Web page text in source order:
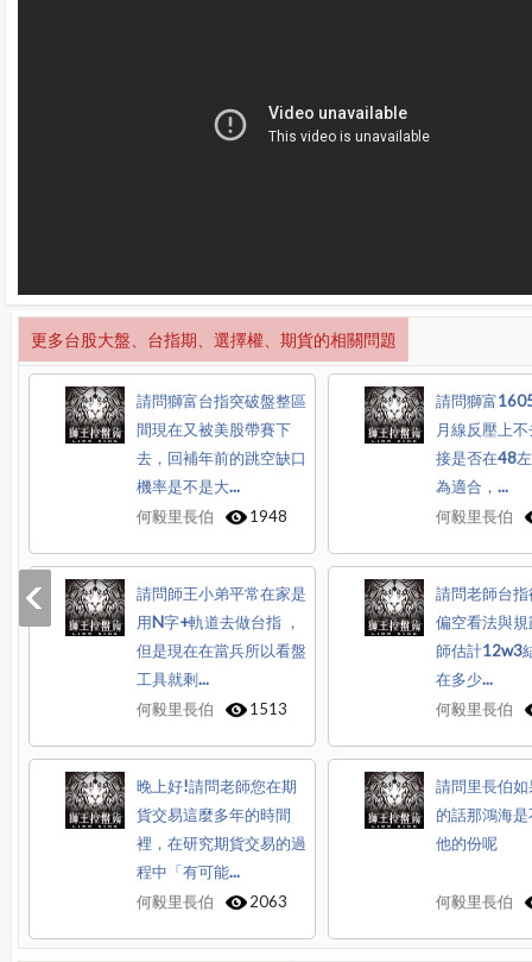
更多台股大盤、台指期、選擇權、期貨的相關問題
請問獅富台指突破盤整區
間現在又被美股帶賽下
去，回補年前的跳空缺口
機率是不是大...
何毅里長伯
1948
請問獅富
月線反壓上
接是否在48
為適合，...
何毅里長伯
請問師王小弟平常在家是
用N字+軌道去做台指 ，
但是現在在當兵所以看盤
工具就剩...
何毅里長伯
1513
請問老師台
偏空看法與
師估計12w3
在多少...
何毅里長伯
晚上好!請問老師您在期
貨交易這麼多年的時間
裡，在研究期貨交易的過
程中「有可能...
何毅里長伯
2063
請問里長伯
的話那鴻海
他的份呢
何毅里長伯